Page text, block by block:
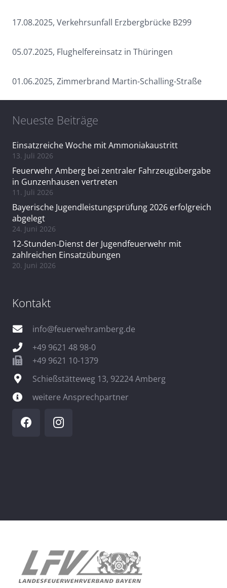
17.08.2025, Verkehrsunfall Erzbergbrücke B299
05.07.2025, Flughelfereinsatz in Thüringen
01.06.2025, Zimmerbrand Martin-Schalling-Straße
Neueste Beiträge
Einsatzreiche Woche mit Ammoniakaustritt
13. Juli 2026
Feuerwehr Amberg bei zentraler Fahrzeugübergabe
in Gunzenhausen vertreten
11. Juli 2026
Bayerische Jugendleistungsprüfung 2026 erfolgreich
abgelegt
24. Juni 2026
12‑Stunden‑Dienst der Jugendfeuerwehr mit
zahlreichen Einsatzübungen
20. Juni 2026
Kontakt
info@feuerwehramberg.de
+49 9621 48 98-0
+49 9621 10-1379
Schießstätteweg 13, 92224 Amberg
weitere Ansprechpartner